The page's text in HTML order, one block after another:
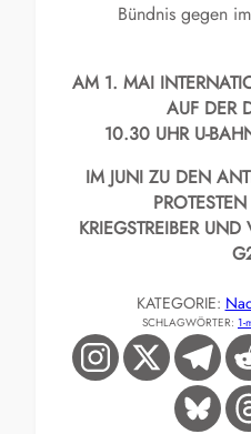
Bündnis gegen
AM 1. MAI
AUF DER
10.30 UHR U-
IM JUNI ZU DEN
KRIEGSTREIBER
KATEGORIE:
SCHLAGWÖRTER: 1-